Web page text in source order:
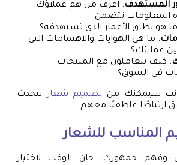
المستهدف: اعرف من هم عملاؤك
المعلومات تتضمن:
هو نطاق الأعمار الذي تستهدفه؟
: ما هي الهوايات والاهتمامات التي
عملائك؟
: كيف يتعاملون مع المنتجات
في السوق؟
سيمكنك من تصميم شعاريتحدث
ارتباطًا عاطفيًا معهم.
المناسب للشعار
وفهم جمهورك، حان الوقت لاختيار